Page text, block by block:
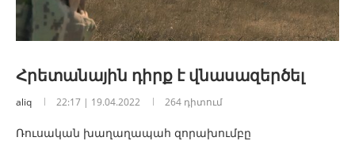
Հրետանային դիրք է վնասազերծել
aliq 22:17 | 19.04.2022 264 դիտում
Ռուսական խաղաղապահ զորախումբը